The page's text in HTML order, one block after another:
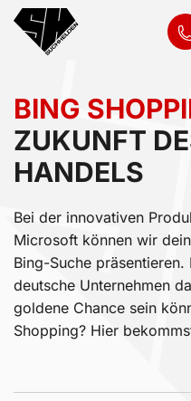
BING
ZUKUNFT
HANDELS
Bei der innovativen
Microsoft können wir
Bing-Suche
deutsche Unternehmen
goldene Chance sein
Shopping? Hier